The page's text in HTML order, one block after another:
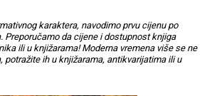
karaktera, navodimo prvu cijenu po
Preporučamo da cijene i dostupnost knjiga
ili u knjižarama! Moderna vremena više se ne
potražite ih u knjižarama, antikvarijatima ili u